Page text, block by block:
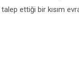
ettiği bir kısım